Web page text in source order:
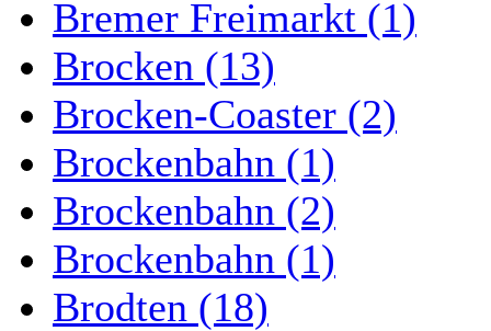
Bremer Freimarkt (1)
Brocken (13)
Brocken-Coaster (2)
Brockenbahn (1)
Brockenbahn (2)
Brockenbahn (1)
Brodten (18)